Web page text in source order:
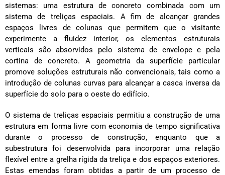
sistemas: uma estrutura de concreto combinada com um
sistema de treliças espaciais. A fim de alcançar grandes
espaços livres de colunas que permitem que o visitante
experimente a fluidez interior, os elementos estruturais
verticais são absorvidos pelo sistema de envelope e pela
cortina de concreto. A geometria da superfície particular
promove soluções estruturais não convencionais, tais como a
introdução de colunas curvas para alcançar a casca inversa da
superfície do solo para o oeste do edifício.
O sistema de treliças espaciais permitiu a construção de uma
estrutura em forma livre com economia de tempo significativa
durante o processo de construção, enquanto que a
subestrutura foi desenvolvida para incorporar uma relação
flexível entre a grelha rígida da treliça e dos espaços exteriores.
Estas emendas foram obtidas a partir de um processo de